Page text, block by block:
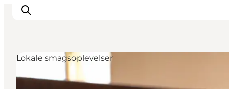
Oplevelser
Lokale smagsoplevelser